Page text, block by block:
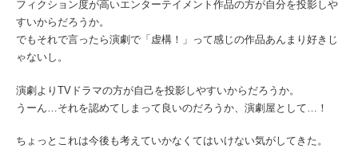
フィクション度が高いエンターテイメント作品の方が自分を投影しや
すいからだろうか。
でもそれで言ったら演劇で「虚構！」って感じの作品あんまり好きじ
ゃないし。
演劇よりTVドラマの方が自己を投影しやすいからだろうか。
うーん…それを認めてしまって良いのだろうか、演劇屋として…！
ちょっとこれは今後も考えていかなくてはいけない気がしてきた。